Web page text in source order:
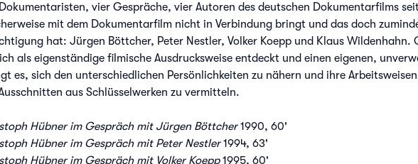
vier Gespräche, vier Autoren des deutschen Dokumentarfilms
mit dem Dokumentarfilm nicht in Verbindung bringt und das doch
hat: Jürgen Böttcher, Peter Nestler, Volker Koepp und Klaus
als eigenständige filmische Ausdrucksweise entdeckt und einen eigenen,
es, sich den unterschiedlichen Persönlichkeiten zu nähern und ihre
aus Schlüsselwerken zu vermitteln.
Hübner im Gespräch mit Jürgen Böttcher1990, 60'
Hübner im Gespräch mit Peter Nestler1994, 63'
Hübner im Gespräch mit Volker Koepp1995, 60'